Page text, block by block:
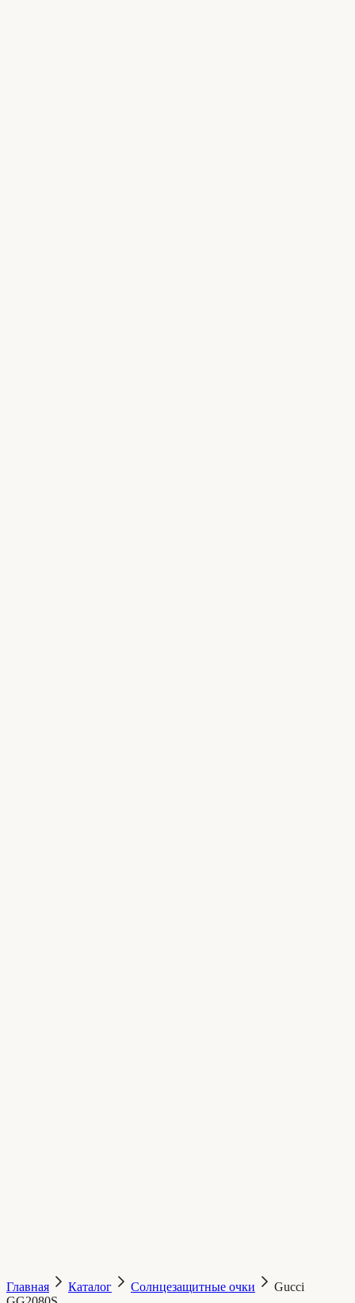
Главная Каталог Солнцезащитные очки
Gucci